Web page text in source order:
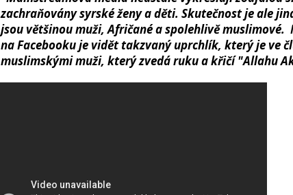
zachraňovány syrské ženy a děti. Skutečnost je ale
jsou většinou muži, Afričané a spolehlivě muslimové.
na Facebooku je vidět takzvaný uprchlík, který je ve
muslimskými muži, který zvedá ruku a křičí "Allahu